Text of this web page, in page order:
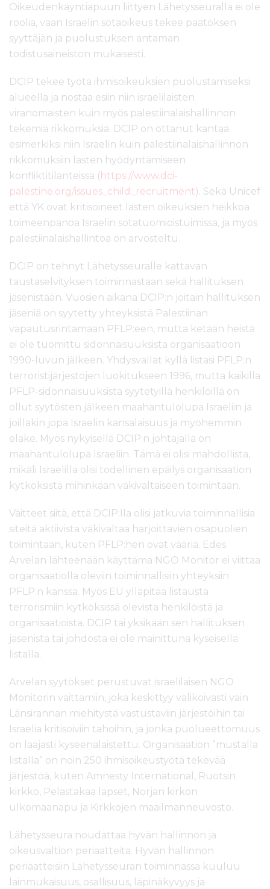
Oikeudenkäyntiapuun liittyen Lähetysseuralla ei ole
roolia, vaan Israelin sotaoikeus tekee päätöksen
syyttäjän ja puolustuksen antaman
todistusaineiston mukaisesti.
DCIP tekee työtä ihmisoikeuksien puolustamiseksi
alueella ja nostaa esiin niin israelilaisten
viranomaisten kuin myös palestiinalaishallinnon
tekemiä rikkomuksia. DCIP on ottanut kantaa
esimerkiksi niin Israelin kuin palestiinalaishallinnon
rikkomuksiin lasten hyödyntämiseen
konfliktitilanteissa ( https://www.dci-
palestine.org/issues_child_recruitment). Sekä Unicef
että YK ovat kritisoineet lasten oikeuksien heikkoa
toimeenpanoa Israelin sotatuomioistuimissa, ja myös
palestiinalaishallintoa on arvosteltu.
DCIP on tehnyt Lähetysseuralle kattavan
taustaselvityksen toiminnastaan sekä hallituksen
jäsenistään. Vuosien aikana DCIP:n joitain hallituksen
jäseniä on syytetty yhteyksistä Palestiinan
vapautusrintamaan PFLP:een, mutta ketään heistä
ei ole tuomittu sidonnaisuuksista organisaatioon
1990-luvun jälkeen. Yhdysvallat kyllä listasi PFLP:n
terroristijärjestöjen luokitukseen 1996, mutta kaikilla
PFLP-sidonnaisuuksista syytetyillä henkilöillä on
ollut syytösten jälkeen maahantulolupa Israeliin ja
joillakin jopa Israelin kansalaisuus ja myöhemmin
eläke. Myös nykyisellä DCIP:n johtajalla on
maahantulolupa Israeliin. Tämä ei olisi mahdollista,
mikäli Israelilla olisi todellinen epäilys organisaation
kytköksistä mihinkään väkivaltaiseen toimintaan.
Väitteet siitä, että DCIP:lla olisi jatkuvia toiminnallisia
siteitä aktiivista väkivaltaa harjoittavien osapuolien
toimintaan, kuten PFLP:hen ovat vääriä. Edes
Arvelan lähteenään käyttämä NGO Monitor ei viittaa
organisaatiolla oleviin toiminnallisiin yhteyksiin
PFLP:n kanssa. Myös EU ylläpitää listausta
terrorismiin kytköksissä olevista henkilöistä ja
organisaatioista. DCIP tai yksikään sen hallituksen
jäsenistä tai johdosta ei ole mainittuna kyseisellä
listalla.
Arvelan syytökset perustuvat israelilaisen NGO
Monitorin väittämiin, joka keskittyy valikoivasti vain
Länsirannan miehitystä vastustaviin järjestöihin tai
Israelia kritisoiviin tahoihin, ja jonka puolueettomuus
on laajasti kyseenalaistettu. Organisaation ”mustalla
listalla” on noin 250 ihmisoikeustyötä tekevää
järjestöä, kuten Amnesty International, Ruotsin
kirkko, Pelastakaa lapset, Norjan kirkon
ulkomaanapu ja Kirkkojen maailmanneuvosto.
Lähetysseura noudattaa hyvän hallinnon ja
oikeusvaltion periaatteita. Hyvän hallinnon
periaatteisiin Lähetysseuran toiminnassa kuuluu
lainmukaisuus, osallisuus, läpinäkyvyys ja